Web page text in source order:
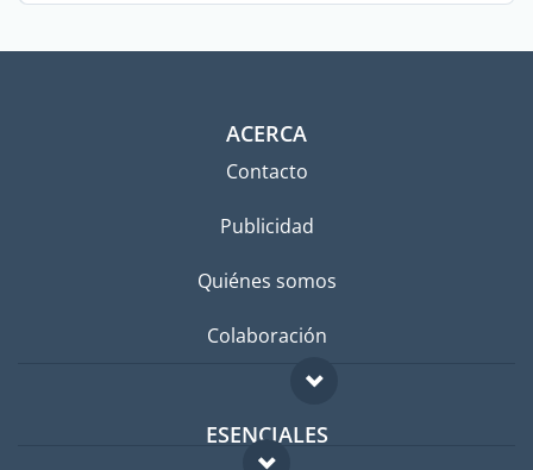
ACERCA
Contacto
Publicidad
Quiénes somos
Colaboración
ESENCIALES